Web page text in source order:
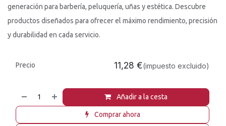
generación para barbería, peluquería, uñas y estética. Descubre
productos diseñados para ofrecer el máximo rendimiento, precisión
y durabilidad en cada servicio.
Añadir a la cesta
Comprar ahora
Precio 11,28 €(impuesto excluido)